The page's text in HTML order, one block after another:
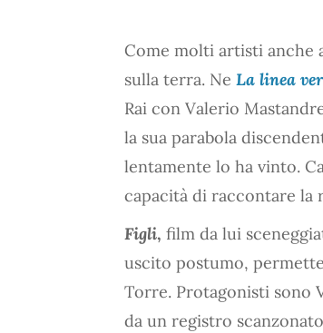
Come molti artisti anche
sulla terra. Ne La linea
Rai con Valerio
la sua parabola
lentamente lo ha vinto.
capacità di raccontare la
Figli, film da lui
uscito postumo,
Torre. Protagonisti sono
da un registro